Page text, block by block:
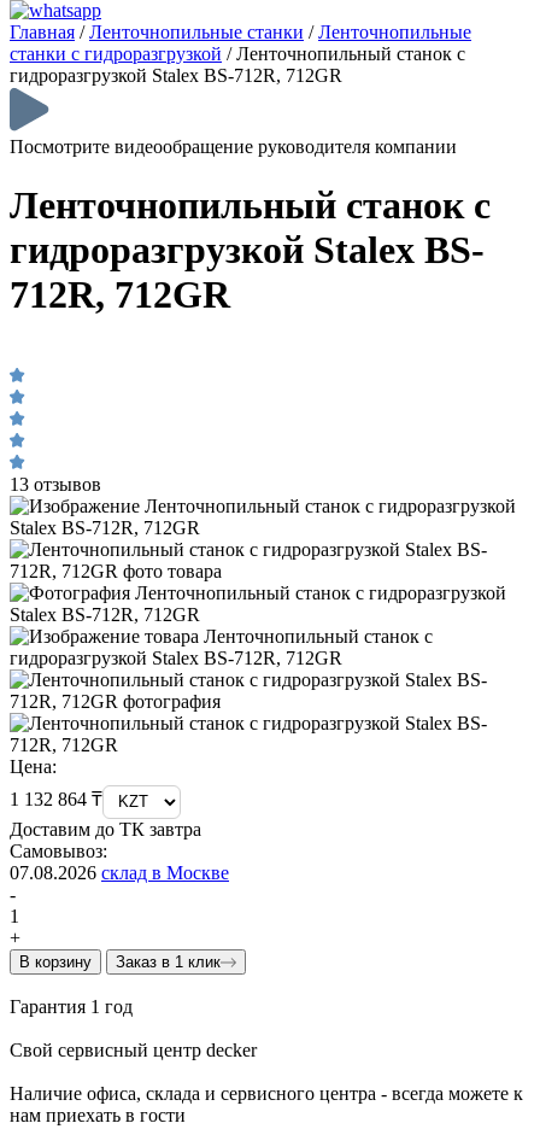
Главная /Ленточнопильные станки /Ленточнопильные
станки с гидроразгрузкой /Ленточнопильный станок с
гидроразгрузкой Stalex BS-712R, 712GR
Посмотрите видеообращение руководителя компании
Ленточнопильный станок с
гидроразгрузкой Stalex BS-
712R, 712GR
13 отзывов
Цена:
1 132 864 ₸
Доставим до ТК завтра
Самовывоз:
07.08.2026 склад в Москве
-
1
+
В корзину Заказ в 1 клик
Гарантия 1 год
Свой сервисный центр decker
Наличие офиса, склада и сервисного центра - всегда можете к
нам приехать в гости